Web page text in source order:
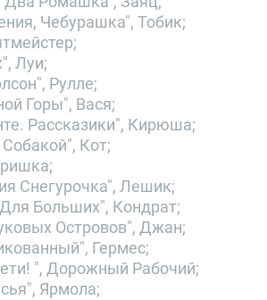
Чебурашка", Тобик;
Луи;
Рулле;
Горы", Вася;
Рассказики", Кирюша;
Кот;
Снегурочка", Лешик;
Больших", Кондрат;
Островов", Джан;
Гермес;
", Дорожный Рабочий;
Ярмола;